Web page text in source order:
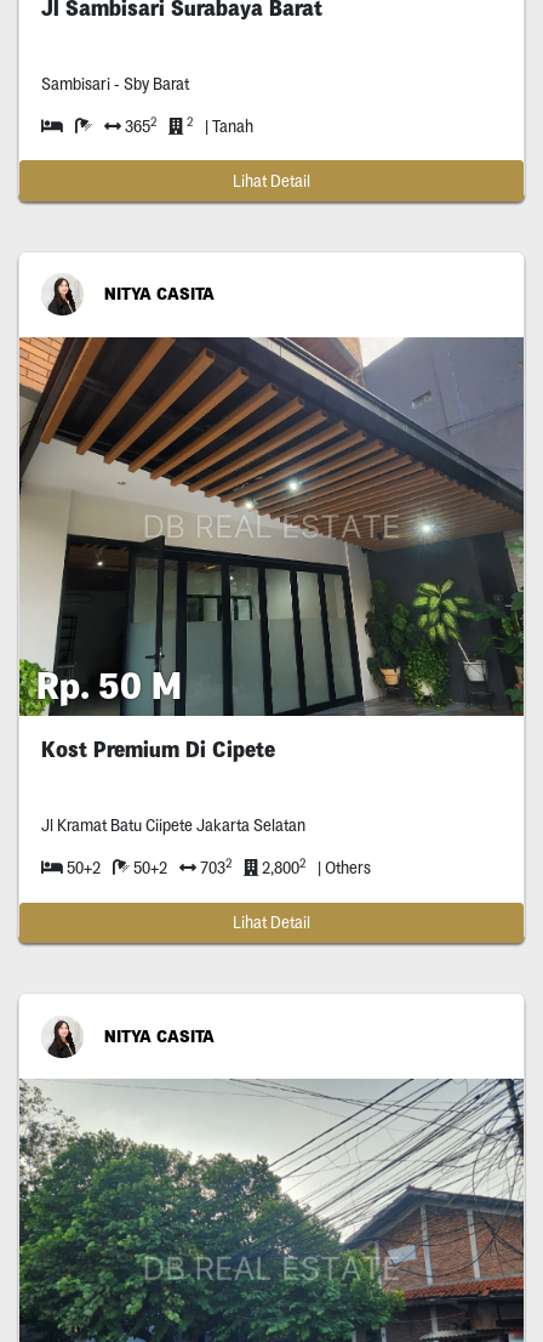
Jl Sambisari Surabaya Barat
Sambisari - Sby Barat
3652 2 | Tanah
Lihat Detail
NITYA CASITA
Rp. 50 M
Kost Premium Di Cipete
Jl Kramat Batu Ciipete Jakarta Selatan
50+2 50+2 7032 2,8002 | Others
Lihat Detail
NITYA CASITA